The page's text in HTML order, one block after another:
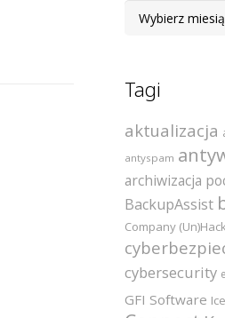
Archiwum
Tagi
aktualizacja
antyspam
archiwizacja
BackupAssist
Company
cybersecurity
GFI Software